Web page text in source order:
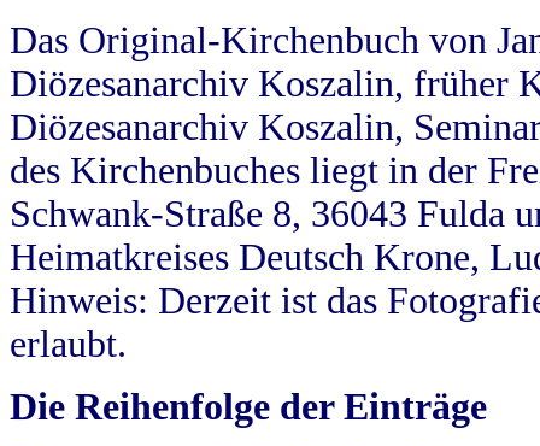
Das Original-Kirchenbuch von
Diözesanarchiv Koszalin, früher
Diözesanarchiv Koszalin,
des Kirchenbuches liegt in der
Schwank-Straße 8, 36043 Fulda
Heimatkreises Deutsch Krone,
Hinweis: Derzeit ist das
erlaubt.
Die Reihenfolge der Einträge